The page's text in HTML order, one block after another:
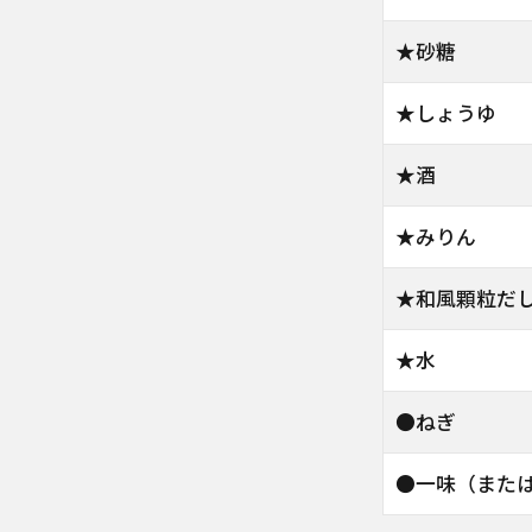
★砂糖
★しょうゆ
★酒
★みりん
★和風顆粒だ
★水
●ねぎ
●一味（または